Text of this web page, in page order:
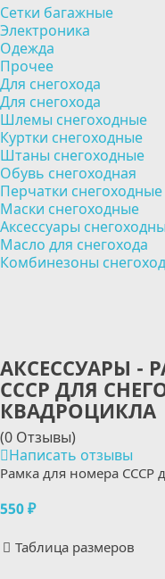
Сетки багажные
Электроника
Одежда
Прочее
Для снегохода
Для снегохода
Шлемы снегоходные
Куртки снегоходные
Штаны снегоходные
Обувь снегоходная
Перчатки снегоходные
Маски снегоходные
Аксессуары
Масло для снегохода
Комбинезоны
АКСЕССУАРЫ -
СССР ДЛЯ
КВАДРОЦИКЛА
(0 Отзывы)
Написать отзывы
Рамка для номера СССР
550 ₽
Таблица размеров